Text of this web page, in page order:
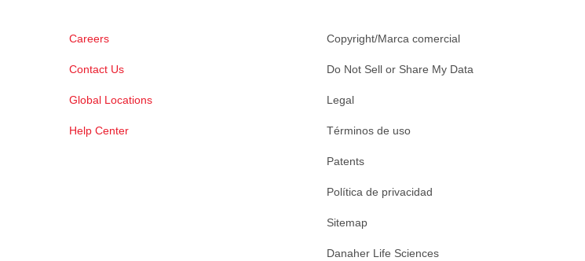
Careers
Contact Us
Global Locations
Help Center
Copyright/Marca comercial
Do Not Sell or Share My Data
Legal
Términos de uso
Patents
Política de privacidad
Sitemap
Danaher Life Sciences